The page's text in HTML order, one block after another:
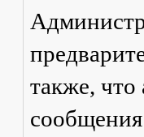
также, что